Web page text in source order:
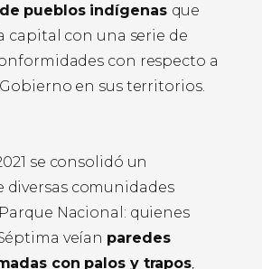
pueblos indígenas que
capital con una serie de
con respecto a
Gobierno en sus territorios.
se consolidó un
diversas comunidades
Nacional: quienes
veían paredes
con palos y trapos,